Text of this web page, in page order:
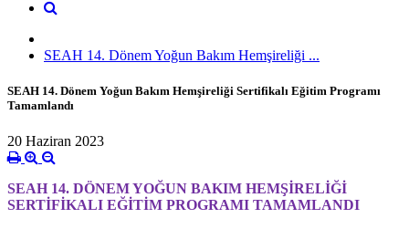
SEAH 14. Dönem Yoğun Bakım Hemşireliği ...
SEAH 14. Dönem Yoğun Bakım Hemşireliği Sertifikalı Eğitim Programı
Tamamlandı
20 Haziran 2023
SEAH 14. DÖNEM YOĞUN BAKIM HEMŞİRELİĞİ
SERTİFİKALI EĞİTİM PROGRAMI TAMAMLANDI